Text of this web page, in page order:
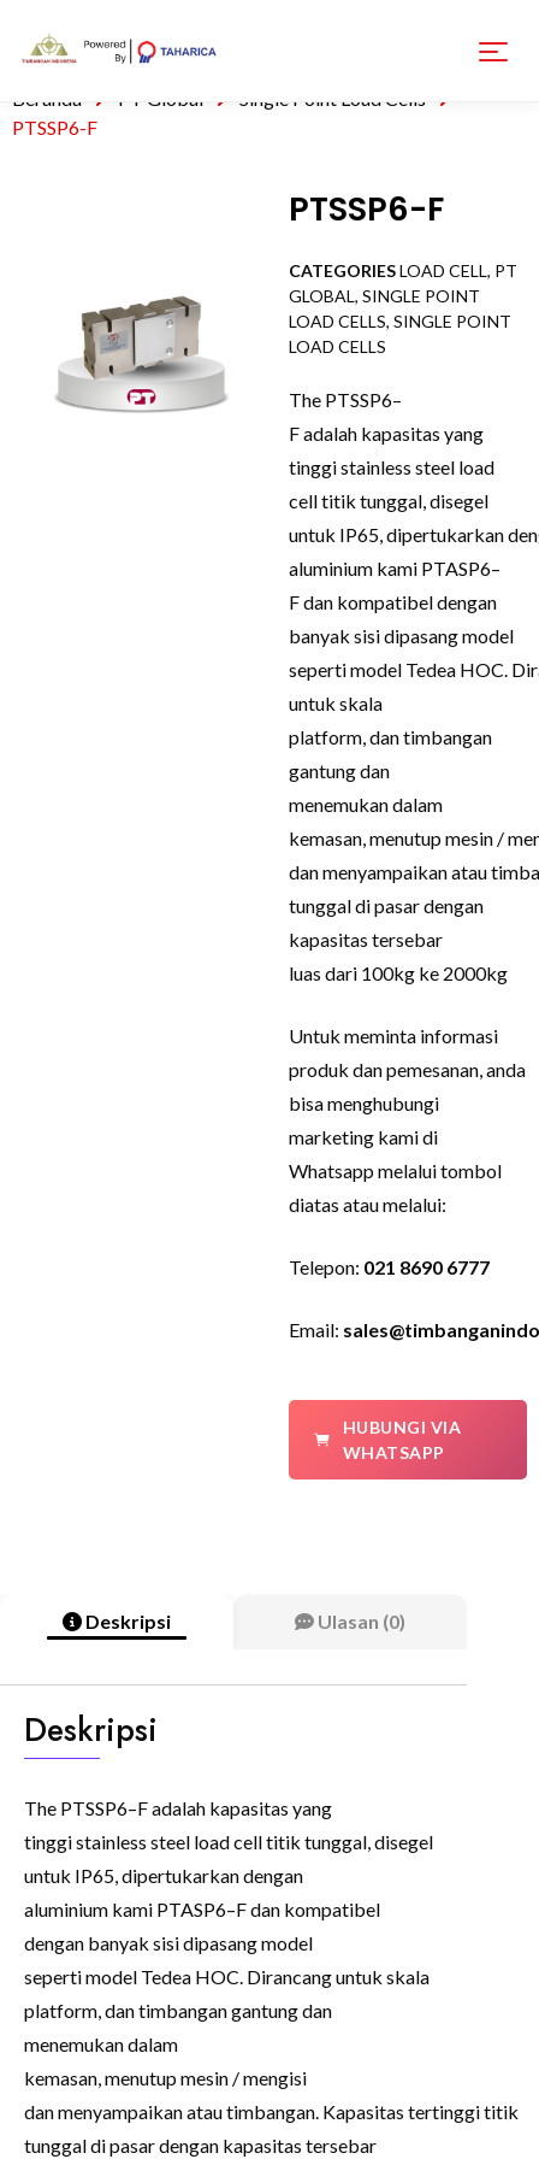
Beranda PT Global
Single Point Load Cells
PTSSP6-F
PTSSP6-F
CATEGORIESLOAD CELL, PT
GLOBAL,SINGLE POINT
LOAD CELLS,SINGLE POINT
LOAD CELLS
The PTSSP6–
Fadalah kapasitas yang
tinggistainless steel load
celltitik tunggal,disegel
untuk IP65,dipertukarkan
aluminium kami PTASP6–
Fdan kompatibel dengan
banyak sisidipasangmodel
sepertimodel Tedea HOC.
untuk skala
platform,dantimbangan
gantungdan
menemukandalam
kemasan,menutup mesin /
danmenyampaikanatau
tunggaldi pasardengan
kapasitas tersebar
luas dari 100kg ke 2000kg
Untuk meminta informasi
produk dan pemesanan, anda
bisa menghubungi
marketing kami di
Whatsapp melalui tombol
diatas atau melalui:
Telepon: 021 8690 6777
Email:
HUBUNGI VIA
WHATSAPP
Deskripsi Ulasan (0)
Deskripsi
The PTSSP6–Fadalah kapasitas yang
tinggistainless steel load celltitik tunggal,disegel
untuk IP65,dipertukarkandengan
aluminium kami PTASP6–Fdan kompatibel
dengan banyak sisidipasangmodel
sepertimodel Tedea HOC. Dirancang untuk skala
platform,dantimbangan gantungdan
menemukandalam
kemasan,menutup mesin /mengisi
danmenyampaikanatautimbangan. Kapasitas tertinggititik
tunggaldi pasardengan kapasitas tersebar